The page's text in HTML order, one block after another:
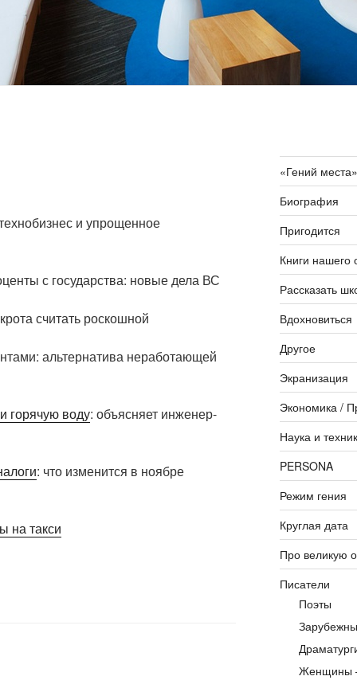
и упрощенное
с государства: новые дела ВС
считать роскошной
альтернатива неработающей
горячую воду: объясняет инженер-
: что изменится в ноябре
на такси
«Гений места»
Биография
Пригодится
Книги нашего
Рассказать
Вдохновиться
Другое
Экранизация
Экономика /
Наука и
PERSONA
Режим гения
Круглая дата
Про великую
Писатели
Поэты
Женщины